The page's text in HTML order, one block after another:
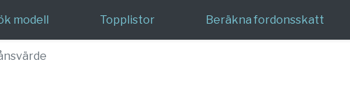
modell Topplistor Beräkna fordonsskatt